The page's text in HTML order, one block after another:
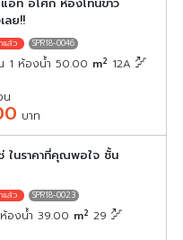
อท อโศก ห้องโทนขาว
ลย!!
SPR18-0046
1 ห้องน้ำ 50.00 m2 12A
น
บาท
ในราคาที่คุณพอใจ ชั้น
SPR18-0023
องน้ำ 39.00 m2 29